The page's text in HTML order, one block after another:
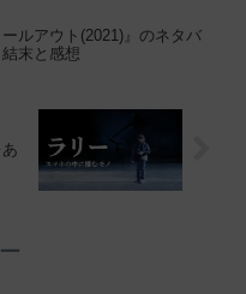
ルアウト(2021)』のネタバ
末と感想